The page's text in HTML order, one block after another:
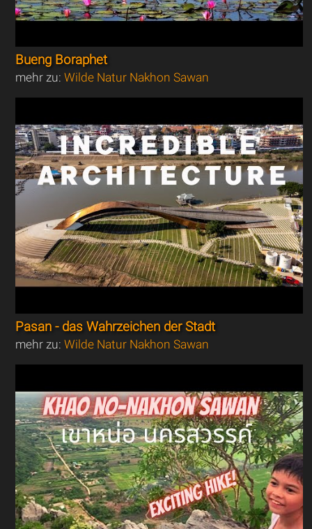
Bueng Boraphet
mehr zu:Wilde Natur Nakhon Sawan
Pasan - das Wahrzeichen der Stadt
mehr zu:Wilde Natur Nakhon Sawan